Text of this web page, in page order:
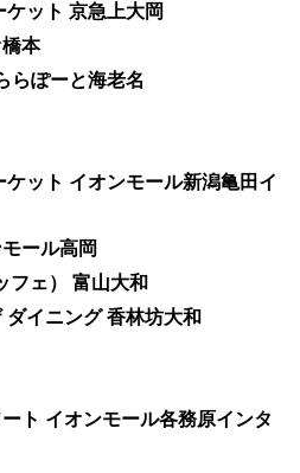
ケット 京急上大岡
本
らぽーと海老名
ケット イオンモール新潟亀田イ
ール高岡
フェ） 富山大和
ダイニング 香林坊大和
ト イオンモール各務原インタ